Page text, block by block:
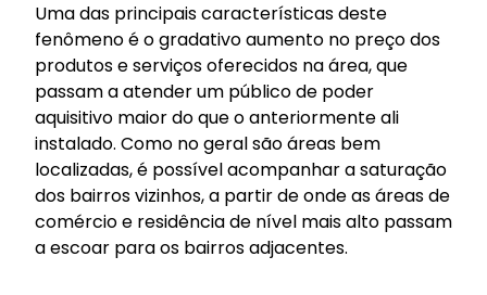
Uma das principais características deste
fenômeno é o gradativo aumento no preço dos
produtos e serviços oferecidos na área, que
passam a atender um público de poder
aquisitivo maior do que o anteriormente ali
instalado. Como no geral são áreas bem
localizadas, é possível acompanhar a saturação
dos bairros vizinhos, a partir de onde as áreas de
comércio e residência de nível mais alto passam
a escoar para os bairros adjacentes.